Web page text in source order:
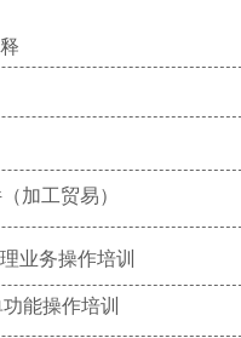
加工贸易）
业务操作培训
能操作培训